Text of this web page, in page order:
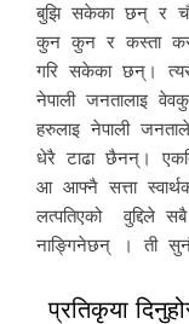
बुझि सकेका छन् र
कुन कुन र कस्ता कस्ता
गरि सकेका छन्।
नेपाली जनतालाइ
हरुलाइ नेपाली
धेरै टाढा छैनन्।
आ आफ्नै सत्ता
लत्पतिएको वुद्दिले
नाङ्गिनेछन् । ती
प्रतिकृया